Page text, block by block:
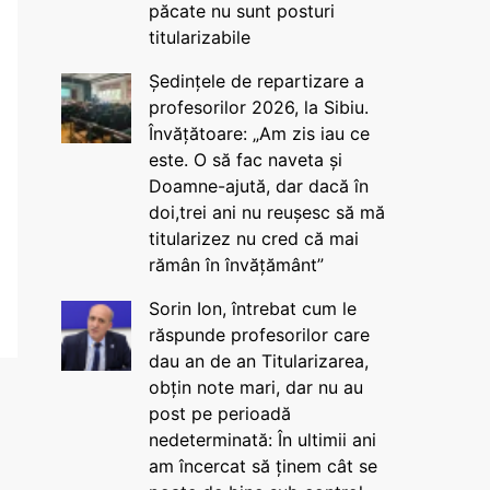
păcate nu sunt posturi
titularizabile
Ședințele de repartizare a
profesorilor 2026, la Sibiu.
Învățătoare: „Am zis iau ce
este. O să fac naveta și
Doamne-ajută, dar dacă în
doi,trei ani nu reușesc să mă
titularizez nu cred că mai
rămân în învățământ”
Sorin Ion, întrebat cum le
răspunde profesorilor care
dau an de an Titularizarea,
obțin note mari, dar nu au
post pe perioadă
nedeterminată: În ultimii ani
am încercat să ținem cât se